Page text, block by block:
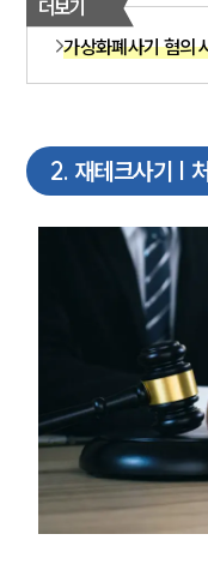
더보기
가상화폐사기 혐의
2. 재테크사기 |